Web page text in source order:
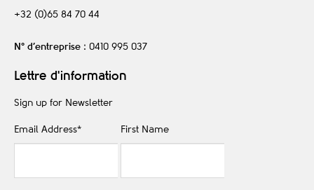
+32 (0)65 84 70 44
N° d’entreprise : 0410 995 037
Lettre d'information
Sign up for Newsletter
Email Address* First Name